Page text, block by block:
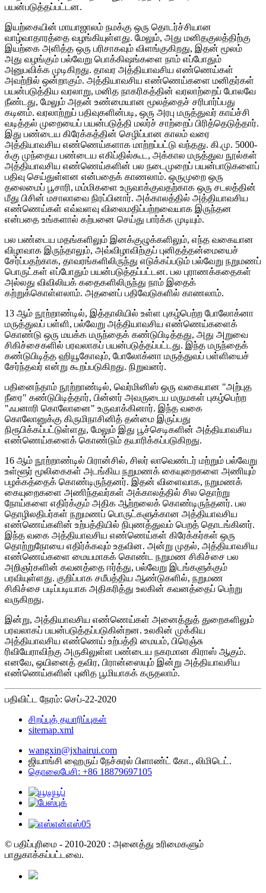
பயன்படுத்தப்பட்டன.
இயற்கையின் மாயாஜாலம் நமக்கு ஒரு தொடர்ச்சியான
வாழ்வாதாரத்தை வழங்கியுள்ளது. மேலும், அது மனிதகுலத்திற்கு
இயற்கை அளித்த ஒரு பரிசாகவும் விளங்குகிறது, இதன் மூலம்
அது வழங்கும் பல்வேறு பொக்கிஷங்களை நாம் எப்போதும்
அனுபவிக்க முடிகிறது. தாவர அத்தியாவசிய எண்ணெய்கள்
அவற்றில் ஒன்றாகும். அத்தியாவசிய எண்ணெய்களை மனிதர்கள்
பயன்படுத்திய வரலாறு, மனித நாகரிகத்தின் வரலாற்றைப் போலவே
நீண்டது, மேலும் அதன் உண்மையான மூலத்தைச் சரிபார்ப்பது
கடினம். வரலாற்றுப் பதிவுகளின்படி, ஒரு அரபு மருத்துவர் காய்ச்சி
வடித்தல் முறையைப் பயன்படுத்தி மலர்ச் சாற்றைப் பிரித்தெடுத்தார்.
இது பண்டைய கிரேக்கத்தின் செழிப்பான காலம் வரை
அத்தியாவசிய எண்ணெய்களாக மாற்றப்பட்டு வந்தது. கி.மு. 5000-
க்கு முந்தைய பண்டைய எகிப்தில்கூட, அக்கால மருத்துவ நூல்கள்
அத்தியாவசிய எண்ணெய்களின் பல நடைமுறைப் பயன்பாடுகளைப்
பதிவு செய்துள்ளன என்பதைக் காணலாம். ஒருமுறை ஒரு
தலைமைப் பூசாரி, மம்மிகளை உருவாக்குவதற்காக ஒரு சடலத்தின்
மீது பிசின் மசாலாவை நிரப்பினார். அக்காலத்தில் அத்தியாவசிய
எண்ணெய்கள் எவ்வளவு விலைமதிப்பற்றவையாக இருந்தன
என்பதை உங்களால் கற்பனை செய்து பார்க்க முடியும்.
பல பண்டைய மதங்களிலும் இனக்குழுக்களிலும், எந்த வகையான
விழாவாக இருந்தாலும், அவ்விழாவிற்குப் புனிதத்தன்மையைச்
சேர்ப்பதற்காக, தாவரங்களிலிருந்து எடுக்கப்படும் பல்வேறு நறுமணப்
பொருட்கள் எப்போதும் பயன்படுத்தப்பட்டன. பல புராணக்கதைகள்
அல்லது விவிலியக் கதைகளிலிருந்து நாம் இதைக்
கற்றுக்கொள்ளலாம். அதனைப் பதிவேடுகளில் காணலாம்.
13 ஆம் நூற்றாண்டில், இத்தாலியில் உள்ள புகழ்பெற்ற போலோக்னா
மருத்துவப் பள்ளி, பல்வேறு அத்தியாவசிய எண்ணெய்களைக்
கொண்டு ஒரு மயக்க மருந்தைக் கண்டுபிடித்தது, அது அறுவை
சிகிச்சைகளில் பரவலாகப் பயன்படுத்தப்பட்டது. இந்த மருந்தைக்
கண்டுபிடித்த ஹியூகோவும், போலோக்னா மருத்துவப் பள்ளியைச்
சேர்ந்தவர் என்று கூறப்படுகிறது. நிறுவனர்.
பதினைந்தாம் நூற்றாண்டில், வெர்மினிஸ் ஒரு வகையான "அற்புத
நீரை" கண்டுபிடித்தார், பின்னர் அவருடைய மருமகள் புகழ்பெற்ற
"ஃபனாரி கொலோனை" உருவாக்கினார். இந்த வகை
கொலோனுக்கு கிருமிநாசினித் தன்மை இருப்பது
நிரூபிக்கப்பட்டுள்ளது, மேலும் இது பூச்செடிகளின் அத்தியாவசிய
எண்ணெய்களைக் கொண்டும் தயாரிக்கப்படுகிறது.
16 ஆம் நூற்றாண்டில் பிரான்சில், சிலர் லாவெண்டர் மற்றும் பல்வேறு
உள்ளூர் மூலிகைகள் அடங்கிய நறுமணக் கையுறைகளை அணியும்
பழக்கத்தைக் கொண்டிருந்தனர். இதன் விளைவாக, நறுமணக்
கையுறைகளை அணிந்தவர்கள் அக்காலத்தில் சில தொற்று
நோய்களை எதிர்க்கும் அதிக ஆற்றலைக் கொண்டிருந்தனர். பல
தொழிலதிபர்கள் நறுமணப் பொருட்களுக்கான அத்தியாவசிய
எண்ணெய்களின் உற்பத்தியில் நிபுணத்துவம் பெறத் தொடங்கினர்.
இந்த வகை அத்தியாவசிய எண்ணெய்கள் கிரேக்கர்கள் ஒரு
தொற்றுநோயை எதிர்க்கவும் உதவின. அன்று முதல், அத்தியாவசிய
எண்ணெய்களை மையமாகக் கொண்ட நறுமண சிகிச்சை பல
அறிஞர்களின் கவனத்தை ஈர்த்து, பல்வேறு இடங்களுக்கும்
பரவியுள்ளது. குறிப்பாக சமீபத்திய ஆண்டுகளில், நறுமண
சிகிச்சை படிப்படியாக அதிகரித்து உலகின் கவனத்தைப் பெற்று
வருகிறது.
இன்று, அத்தியாவசிய எண்ணெய்கள் அனைத்துத் துறைகளிலும்
பரவலாகப் பயன்படுத்தப்படுகின்றன. உலகின் முக்கிய
அத்தியாவசிய எண்ணெய் உற்பத்தி மையம், பிரெஞ்சு
ரிவியேராவிற்கு அருகிலுள்ள பண்டைய நகரமான கிராஸ் ஆகும்.
எனவே, ஒயினைத் தவிர, பிரான்ஸையும் இன்று அத்தியாவசிய
எண்ணெய்களின் புனித பூமியாகக் கருதலாம்.
பதிவிட்ட நேரம்: செப்-22-2020
சிறப்புத் தயாரிப்புகள்
sitemap.xml
wangxin@jxhairui.com
ஜியாங்சி ஹைருய் நேச்சுரல் பிளாண்ட் கோ., லிமிடெட்.
தொலைபேசி: +86 18879697105
© பதிப்புரிமை - 2010-2020 : அனைத்து உரிமைகளும்
பாதுகாக்கப்பட்டவை.